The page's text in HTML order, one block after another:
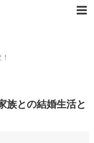
族との結婚生活と